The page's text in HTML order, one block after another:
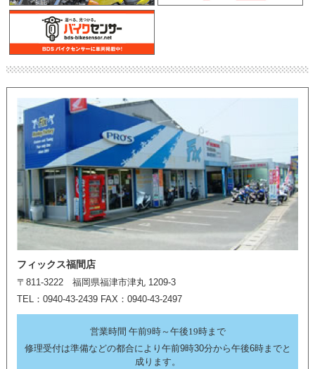
フィックス福間店
〒811-3222 福岡県福津市津丸 1209-3
TEL：0940-43-2439 FAX：0940-43-2497
営業時間 午前9時～午後19時まで
修理受付は準備などの都合により午前9時30分から午後6時までと
成ります。